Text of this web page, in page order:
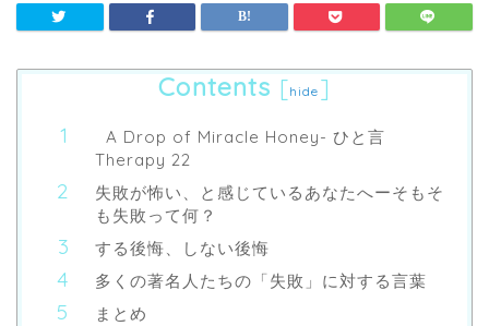
Contents [hide ]
A Drop of Miracle Honey- ひと言
Therapy 22
失敗が怖い、と感じているあなたへーそもそ
も失敗って何？
する後悔、しない後悔
多くの著名人たちの「失敗」に対する言葉
まとめ